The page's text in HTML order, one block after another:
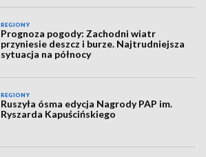
REGIONY
Prognoza pogody: Zachodni wiatr
przyniesie deszcz i burze. Najtrudniejsza
sytuacja na północy
REGIONY
Ruszyła ósma edycja Nagrody PAP im.
Ryszarda Kapuścińskiego